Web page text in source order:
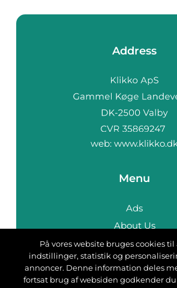
Address
web:
Menu
Ads
About Us
Cookies
Contact
Sitemap
På vores website bruges cookies
indstillinger, statistik og
annoncer. Denne information deles
fortsat brug af websiden godkender